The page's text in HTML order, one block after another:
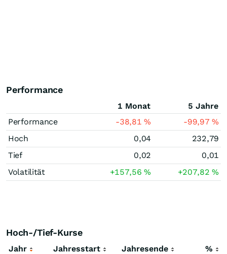
Performance
1 Monat
5 Jahre
Performance
-38,81% -99,97%
Hoch
0,04
232,79
Tief
0,02
0,01
Volatilität
+157,56% +207,82%
Hoch-/Tief-Kurse
Jahr Jahresstart Jahresende
%